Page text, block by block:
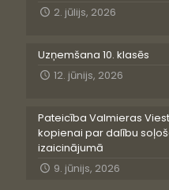
2. jūlijs, 2026
Uzņemšana 10. klasēs
12. jūnijs, 2026
Pateicība Valmieras
kopienai par dalību
izaicinājumā
9. jūnijs, 2026